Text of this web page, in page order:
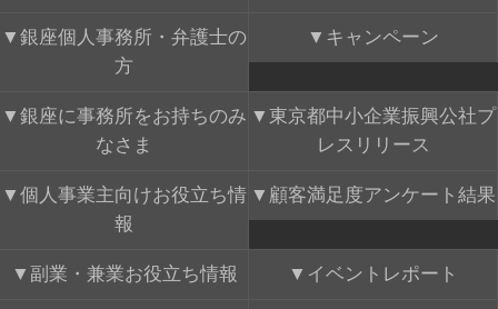
銀座個人事務所・弁護士の
方
キャンペーン
銀座に事務所をお持ちのみ
なさま
東京都中小企業振興公社プ
レスリリース
個人事業主向けお役立ち情
報
顧客満足度アンケート結果
副業・兼業お役立ち情報 イベントレポート